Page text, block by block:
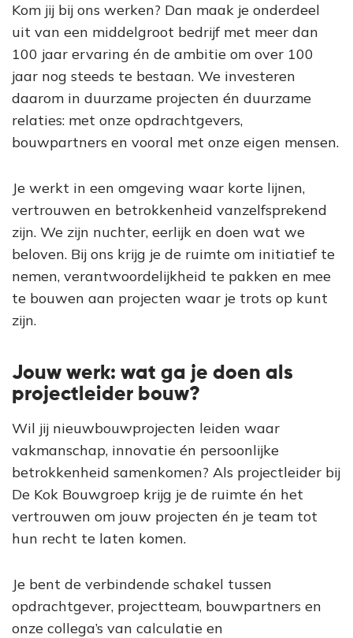
Kom jij bij ons werken? Dan maak je onderdeel
uit van een middelgroot bedrijf met meer dan
100 jaar ervaring én de ambitie om over 100
jaar nog steeds te bestaan. We investeren
daarom in duurzame projecten én duurzame
relaties: met onze opdrachtgevers,
bouwpartners en vooral met onze eigen mensen.
Je werkt in een omgeving waar korte lijnen,
vertrouwen en betrokkenheid vanzelfsprekend
zijn. We zijn nuchter, eerlijk en doen wat we
beloven. Bij ons krijg je de ruimte om initiatief te
nemen, verantwoordelijkheid te pakken en mee
te bouwen aan projecten waar je trots op kunt
zijn.
Jouw werk: wat ga je doen als
projectleider bouw?
Wil jij nieuwbouwprojecten leiden waar
vakmanschap, innovatie én persoonlijke
betrokkenheid samenkomen? Als projectleider bij
De Kok Bouwgroep krijg je de ruimte én het
vertrouwen om jouw projecten én je team tot
hun recht te laten komen.
Je bent de verbindende schakel tussen
opdrachtgever, projectteam, bouwpartners en
onze collega’s van calculatie en